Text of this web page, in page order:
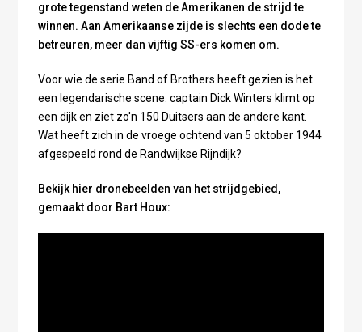
grote tegenstand weten de Amerikanen de strijd te
winnen. Aan Amerikaanse zijde is slechts een dode te
betreuren, meer dan vijftig SS-ers komen om.
Voor wie de serie Band of Brothers heeft gezien is het
een legendarische scene: captain Dick Winters klimt op
een dijk en ziet zo'n 150 Duitsers aan de andere kant.
Wat heeft zich in de vroege ochtend van 5 oktober 1944
afgespeeld rond de Randwijkse Rijndijk?
Bekijk hier dronebeelden van het strijdgebied,
gemaakt door Bart Houx: